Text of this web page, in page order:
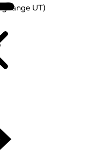
range UT)